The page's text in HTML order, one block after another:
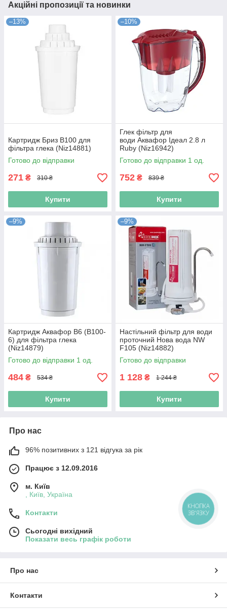
Акційні пропозиції та новинки
–13%
Картридж Бриз В100 для
фільтра глека (Niz14881)
Готово до відправки
271 ₴ 310 ₴
Купити
–10%
Глек фільтр для
води Аквафор Ідеал 2.8 л
Ruby (Niz16942)
Готово до відправки 1 од.
752 ₴ 839 ₴
Купити
–9%
Картридж Аквафор В6 (В100-
6) для фільтра глека
(Niz14879)
Готово до відправки 1 од.
484 ₴ 534 ₴
Купити
–9%
Настільний фільтр для води
проточний Нова вода NW
F105 (Niz14882)
Готово до відправки
1 128 ₴ 1 244 ₴
Купити
Про нас
96% позитивних з 121 відгука за рік
Працює з 12.09.2016
м. Київ
, Київ, Україна
Контакти
Сьогодні вихідний
Показати весь графік роботи
Про нас
Контакти
КНОПКА
ЗВ'ЯЗКУ